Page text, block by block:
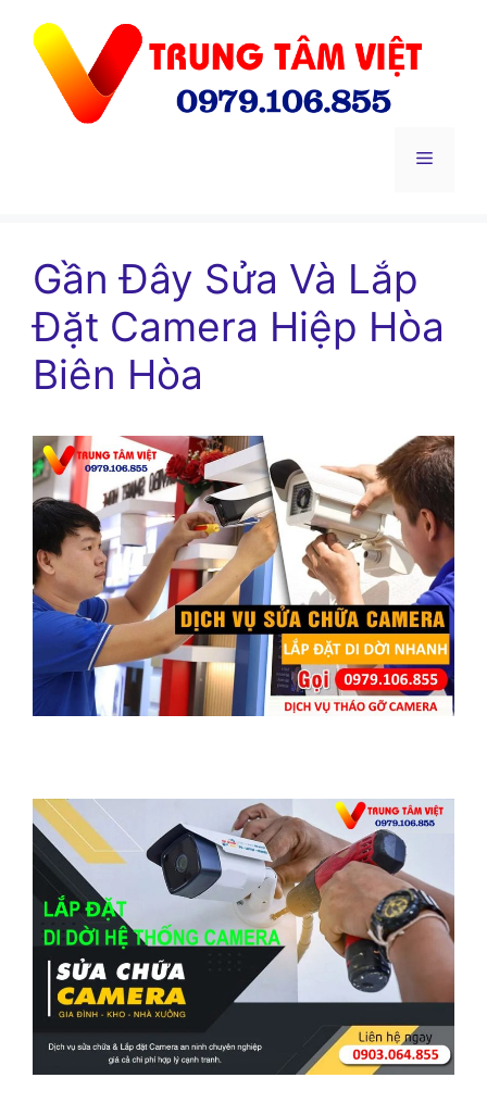
Menu
Gần Đây Sửa Và Lắp
Đặt Camera Hiệp Hòa
Biên Hòa